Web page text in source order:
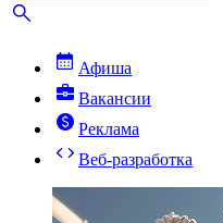
Афиша
Вакансии
Реклама
Веб-разработка